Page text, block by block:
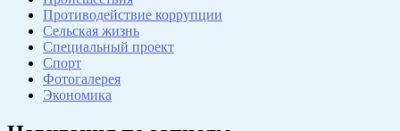
Противодействие коррупции
Сельская жизнь
Специальный проект
Спорт
Фотогалерея
Экономика